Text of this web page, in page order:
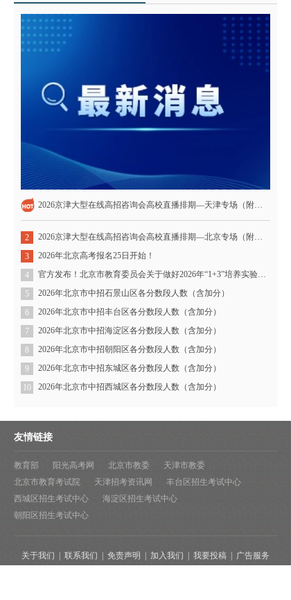
2026京津大型在线高招咨询会高校直播排期—天津专场（附直播链接）
2
2026京津大型在线高招咨询会高校直播排期—北京专场（附直播链接）
3
2026年北京高考报名25日开始！
4
官方发布！北京市教育委员会关于做好2026年“1+3”培养实验工作的通知
5
2026年北京市中招石景山区各分数段人数（含加分）
6
2026年北京市中招丰台区各分数段人数（含加分）
7
2026年北京市中招海淀区各分数段人数（含加分）
8
2026年北京市中招朝阳区各分数段人数（含加分）
9
2026年北京市中招东城区各分数段人数（含加分）
10
2026年北京市中招西城区各分数段人数（含加分）
友情链接
教育部 阳光高考网 北京市教委
天津市教委
北京市教育考试院
天津招考资讯网
丰台区招生考试中心
西城区招生考试中心
海淀区招生考试中心
朝阳区招生考试中心
关于我们 联系我们 免责声明 加入我们 我要投稿 广告服务